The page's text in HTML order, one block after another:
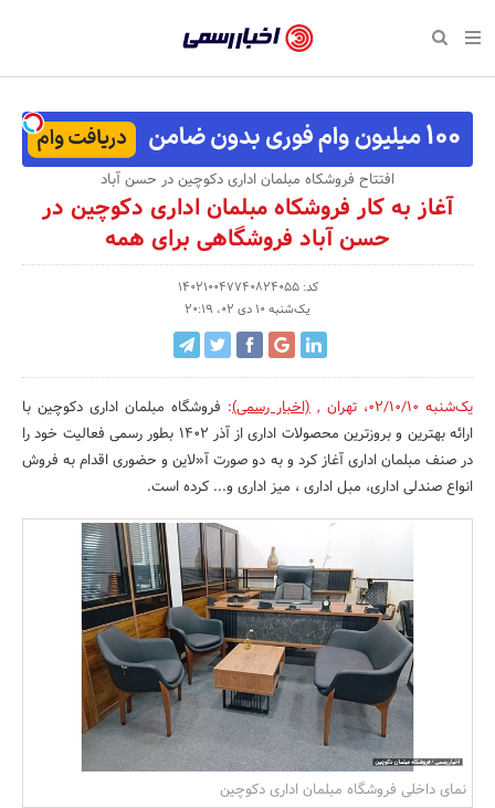
رسمی
-
اخبار
تایید
شده
شرکت‌ها،
سازمان‌ها
و
روابط
عمومی‌ها
بازگشت
صفحه نخست پایگاه خبری
اقتصادی
صفحه نخست اقتصادی
تجارت و بازار
کارآفرینی و استارتاپ
نفت، انرژی و صنایع
کسب و کار و خرده فروشی
صنایع غذایی و کشاورزی
کار و استخدام
بانک، بیمه و سرمایه
مسکن و ساختمان
اجتماعی
صفحه نخست اجتماعی
علم و آموزش
بهداشت و درمان
شهر و جامعه
محیط زیست
تبلیغات و روابط عمومی
فرهنگی
صفحه نخست فرهنگی
رسانه‌ها
نشریات و کتاب
سینما و تئاتر
صنایع دستی
صفحه نخست ورزش
تازه‌های ورزش
مکان‌های ورزشی
تجهیزات ورزشی
صفحه نخست سبک زندگی
سلامت و زیبایی
روانشناسی و موفقیت
مد و لباس
رویداد
صفحه نخست رویداد
حراج و تخفیف
جشنواره، نمایشگاه و
مسابقه و فراخوان
افتتاح فروشکاه مبلمان اداری دکوچین در حسن آباد
آغاز به کار فروشکاه مبلمان اداری دکوچین در
حسن آباد فروشگاهی برای همه
کد: 140210047740824055
یک‌شنبه 10 دی 02، 20:19
یک‌شنبه 02/10/10 ، تهران , (اخبار رسمی): فروشگاه مبلمان اداری دکوچین با
ارائه بهترین و بروزترین محصولات اداری از آذر 1402 بطور رسمی فعالیت خود را
در صنف مبلمان اداری آغاز کرد و به دو صورت آ«لاین و حضوری اقدام به فروش
انواع صندلی اداری، مبل اداری ، میز اداری و... کرده است.
نمای داخلی فروشگاه مبلمان اداری دکوچین